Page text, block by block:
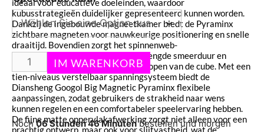
ideaal voor educatieve doeleinden, waardoor
kubusstrategieën duidelijker gepresenteerd kunnen worden.
Dankzij de ingebouwde magneetkamer biedt de Pyraminx
zichtbare magneten voor nauwkeurige positionering en snelle
draaitijd. Bovendien zorgt het spinnenweb-
smeergroeveontwerp voor een verlengde smeerduur en
vermindert het de kans op het vastlopen van de cube. Met een
tien-niveaus verstelbaar spanningsysteem biedt de
Diansheng Googol Big Magnetic Pyraminx flexibele
aanpassingen, zodat gebruikers de strakheid naar wens
kunnen regelen en een comfortabeler speelervaring hebben.
De fijne matte oppervlakafwerking zorgt niet alleen voor een
prachtig ontwerp, maar ook voor slijtvastheid, wat de
Noch06 Stunden 46 Minutenbestellen und morgen